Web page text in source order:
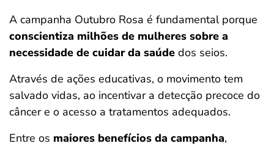
A campanha Outubro Rosa é fundamental porque
conscientiza milhões de mulheres sobre a
necessidade de cuidar da saúde dos seios.
Através de ações educativas, o movimento tem
salvado vidas, ao incentivar a detecção precoce do
câncer e o acesso a tratamentos adequados.
Entre os maiores benefícios da campanha,